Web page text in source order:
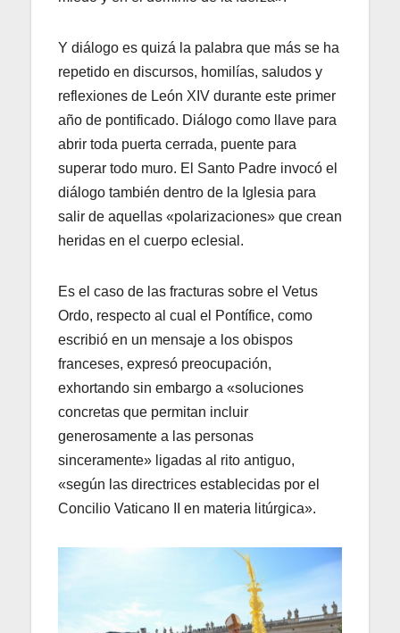
Y diálogo es quizá la palabra que más se ha
repetido en discursos, homilías, saludos y
reflexiones de León XIV durante este primer
año de pontificado. Diálogo como llave para
abrir toda puerta cerrada, puente para
superar todo muro. El Santo Padre invocó el
diálogo también dentro de la Iglesia para
salir de aquellas «polarizaciones» que crean
heridas en el cuerpo eclesial.
Es el caso de las fracturas sobre el Vetus
Ordo, respecto al cual el Pontífice, como
escribió en un mensaje a los obispos
franceses, expresó preocupación,
exhortando sin embargo a «soluciones
concretas que permitan incluir
generosamente a las personas
sinceramente» ligadas al rito antiguo,
«según las directrices establecidas por el
Concilio Vaticano II en materia litúrgica».